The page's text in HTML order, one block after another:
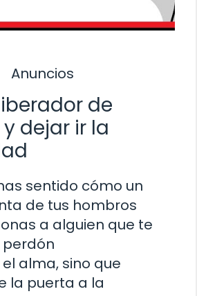
Anuncios
de
dejar ir la
sentido cómo un
de tus hombros
a alguien que te
perdón
alma, sino que
la puerta a la